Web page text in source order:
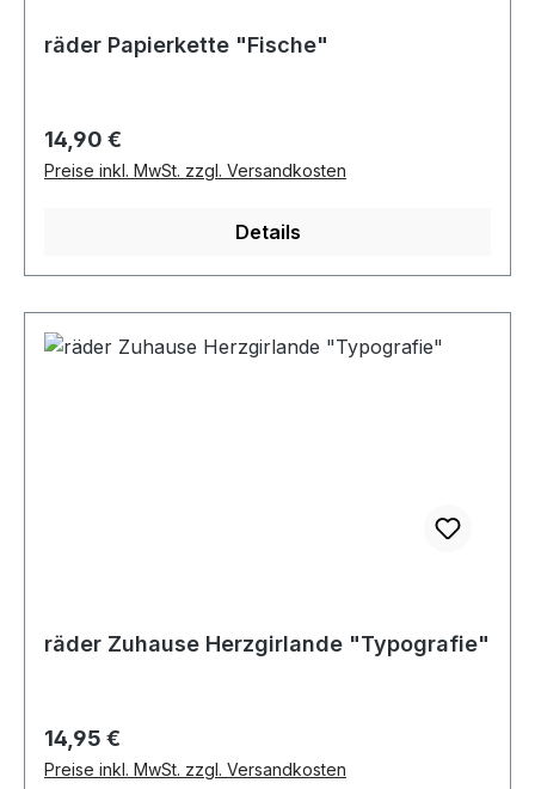
räder Papierkette "Fische"
Regulärer Preis:
14,90 €
Preise inkl. MwSt. zzgl. Versandkosten
Details
räder Zuhause Herzgirlande "Typografie"
Regulärer Preis:
14,95 €
Preise inkl. MwSt. zzgl. Versandkosten